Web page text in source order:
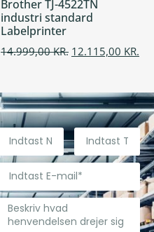
Brother TJ-4522TN
industri standard
Labelprinter
14.999,00KR. 12.115,00 KR.